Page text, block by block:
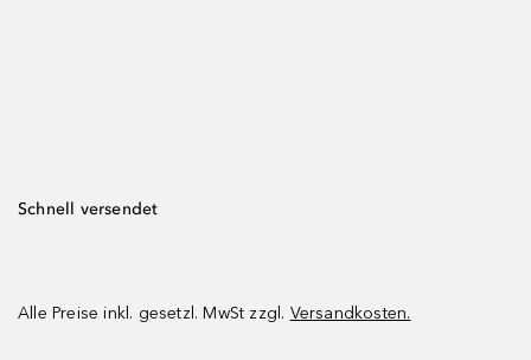
Schnell versendet
Alle Preise inkl. gesetzl. MwSt zzgl. Versandkosten.